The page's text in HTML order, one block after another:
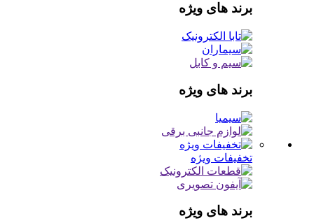
برند های ویژه
برند های ویژه
تخفیفات ویژه
برند های ویژه